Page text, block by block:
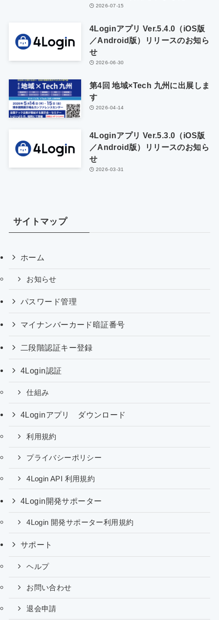
2026-07-15
4Loginアプリ Ver.5.4.0（iOS版
／Android版）リリースのお知ら
せ
2026-06-30
第4回 地域×Tech 九州に出展しま
す
2026-04-14
4Loginアプリ Ver.5.3.0（iOS版
／Android版）リリースのお知ら
せ
2026-03-31
サイトマップ
ホーム
お知らせ
パスワード管理
マイナンバーカード暗証番号
二段階認証キー登録
4Login認証
仕組み
4Loginアプリ ダウンロード
利用規約
プライバシーポリシー
4Login API 利用規約
4Login開発サポーター
4Login 開発サポーター利用規約
サポート
ヘルプ
お問い合わせ
退会申請